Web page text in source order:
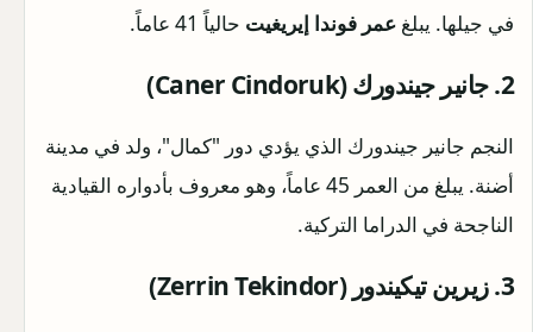
في جيلها. يبلغ عمر فوندا إيريغيت حالياً 41 عاماً.
2. جانير جيندورك (Caner Cindoruk)
النجم جانير جيندورك الذي يؤدي دور "كمال"، ولد في مدينة
أضنة. يبلغ من العمر 45 عاماً، وهو معروف بأدواره القيادية
الناجحة في الدراما التركية.
3. زيرين تيكيندور (Zerrin Tekindor)